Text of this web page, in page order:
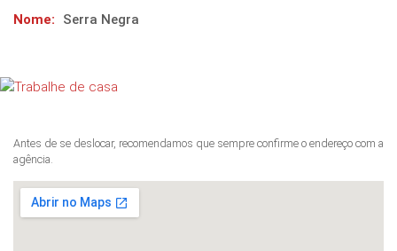
Nome:
Serra Negra
Antes de se deslocar, recomendamos que sempre confirme o endereço com a
agência.